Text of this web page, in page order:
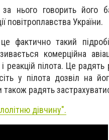
нього говорить його
повітроплавства України.
фактично такий
комерційна
реакцій пілота. Це радять
у пілота дозвіл на
радять
дівчину".